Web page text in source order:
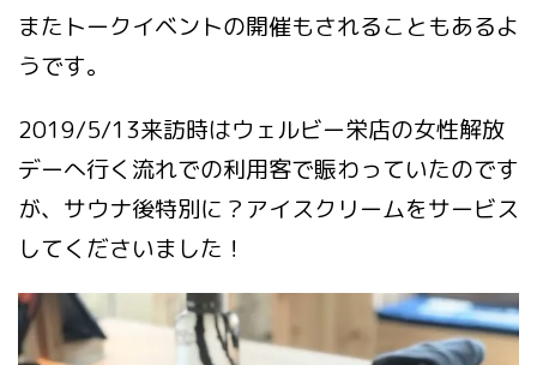
またトークイベントの開催もされることもあるよ
うです。
2019/5/13来訪時はウェルビー栄店の女性解放
デーへ行く流れでの利用客で賑わっていたのです
が、サウナ後特別に？アイスクリームをサービス
してくださいました！